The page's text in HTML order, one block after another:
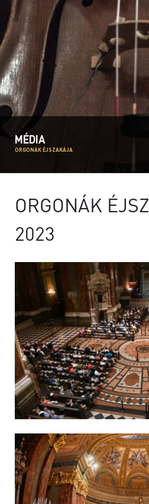
MÉDIA
ORGONÁK ÉJSZAKÁJA
ORGONÁK
2023